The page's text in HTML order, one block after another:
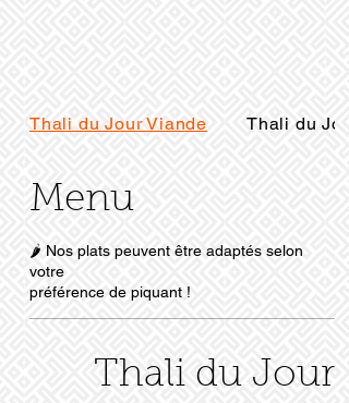
Menu
🌶️ Nos plats peuvent être adaptés selon
votre
préférence de piquant !
Thali du Jour
Thali du Jour Viande Thali du